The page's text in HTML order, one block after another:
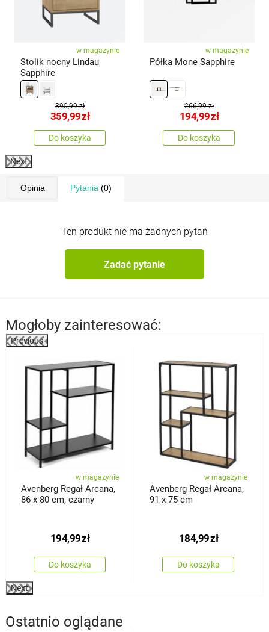
w magazynie
Stolik nocny Lindau
Sapphire
390,99 zł
359,99zł
Do koszyka
w magazynie
Półka Mone Sapphire
266,99 zł
194,99zł
Do koszyka
Next
Opinia Pytania (0)
Ten produkt nie ma żadnych pytań
Zadać pytanie
Mogłoby zainteresować:
Previous
w magazynie
Avenberg Regał Arcana,
86 x 80 cm, czarny
194,99zł
Do koszyka
w magazynie
Avenberg Regał Arcana,
91 x 75 cm
184,99zł
Do koszyka
Next
Ostatnio oglądane